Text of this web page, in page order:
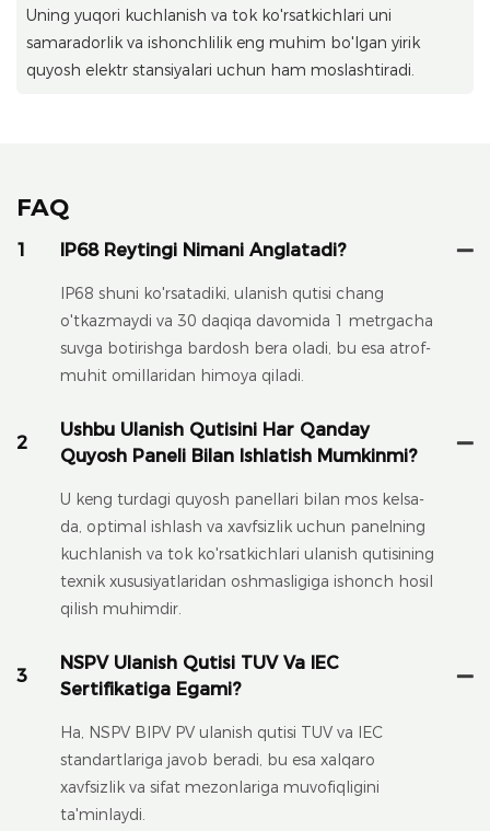
Uning yuqori kuchlanish va tok ko'rsatkichlari uni
samaradorlik va ishonchlilik eng muhim bo'lgan yirik
quyosh elektr stansiyalari uchun ham moslashtiradi.
FAQ
1 IP68 Reytingi Nimani Anglatadi?
IP68 shuni ko'rsatadiki, ulanish qutisi chang
o'tkazmaydi va 30 daqiqa davomida 1 metrgacha
suvga botirishga bardosh bera oladi, bu esa atrof-
muhit omillaridan himoya qiladi.
2
Ushbu Ulanish Qutisini Har Qanday
Quyosh Paneli Bilan Ishlatish Mumkinmi?
U keng turdagi quyosh panellari bilan mos kelsa-
da, optimal ishlash va xavfsizlik uchun panelning
kuchlanish va tok ko'rsatkichlari ulanish qutisining
texnik xususiyatlaridan oshmasligiga ishonch hosil
qilish muhimdir.
3
NSPV Ulanish Qutisi TUV Va IEC
Sertifikatiga Egami?
Ha, NSPV BIPV PV ulanish qutisi TUV va IEC
standartlariga javob beradi, bu esa xalqaro
xavfsizlik va sifat mezonlariga muvofiqligini
ta'minlaydi.